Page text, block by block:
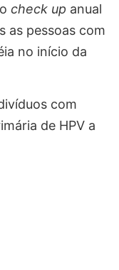
check up anual
as pessoas com
no início da
com
de HPV a